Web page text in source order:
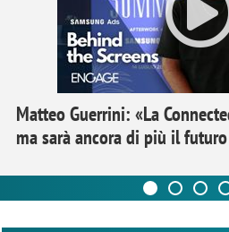
Matteo Guerrini: «La
ma sarà ancora di più il